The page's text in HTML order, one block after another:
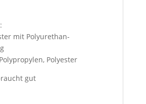
mit Polyurethan-
Polyester
gut